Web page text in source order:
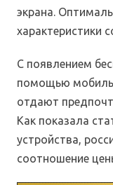
экрана.
характеристики
С появлением
помощью
отдают
Как показала
устройства,
соотношение